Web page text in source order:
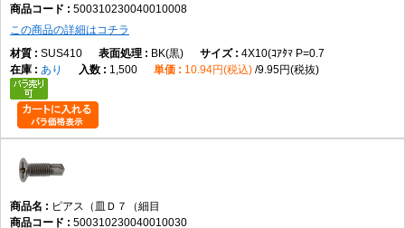
500310230040010008
この商品の詳細はコチラ
SUS410
BK(黒)
4X10(ｺｱﾀﾏ P=0.7
あり
1,500 10.94円(税込) 9.95円(税抜)
ピアス（皿Ｄ７（細目
500310230040010030